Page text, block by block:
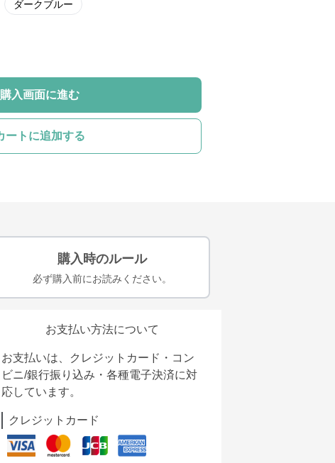
ダークブルー
購入画面に進む
ートに追加する
購入時のルール
必ず購入前にお読みください。
お支払い方法について
お支払いは、クレジットカード・コン
ビニ/銀行振り込み・各種電子決済に対
応しています。
クレジットカード